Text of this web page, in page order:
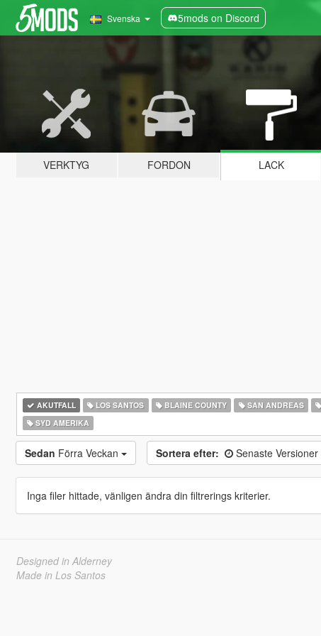
Svenska 5mods on Discord
VERKTYG FORDON LACK
AKUTFALL LOS SANTOS BLAINE COUNTY SAN ANDREAS
SYD AMERIKA
Sedan Förra Veckan Sortera efter: Senaste Versioner
Inga filer hittade, vänligen ändra din filtrerings kriterier.
Designed in Alderney
Made in Los Santos